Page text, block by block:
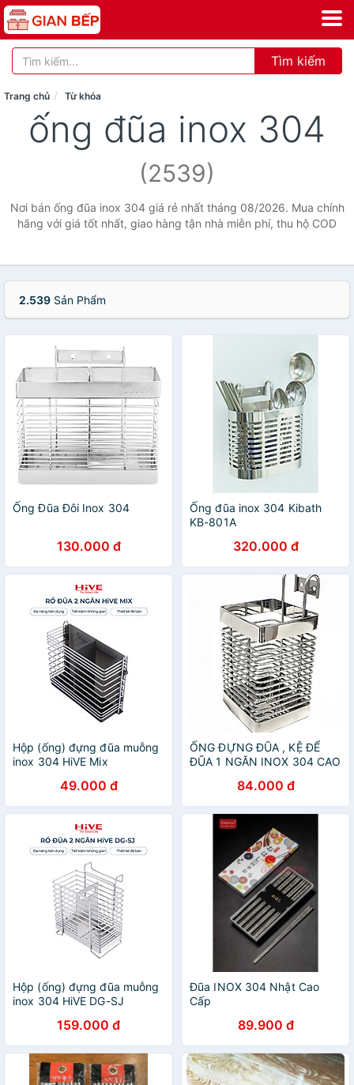
Tìm kiếm
Trang chủ Từ khóa
ống đũa inox 304
(2539)
Nơi bán ống đũa inox 304 giá rẻ nhất tháng 08/2026. Mua chính
hãng với giá tốt nhất, giao hàng tận nhà miễn phí, thu hộ COD
2.539 Sản Phẩm
Ống Đũa Đôi Inox 304
130.000 đ
Ống đũa inox 304 Kibath
KB-801A
320.000 đ
Hộp (ống) đựng đũa muỗng
inox 304 HiVE Mix
49.000 đ
ỐNG ĐỰNG ĐŨA , KỆ ĐỂ
ĐŨA 1 NGĂN INOX 304 CAO
84.000 đ
Hộp (ống) đựng đũa muỗng
inox 304 HiVE DG-SJ
159.000 đ
Đũa INOX 304 Nhật Cao
Cấp
89.900 đ